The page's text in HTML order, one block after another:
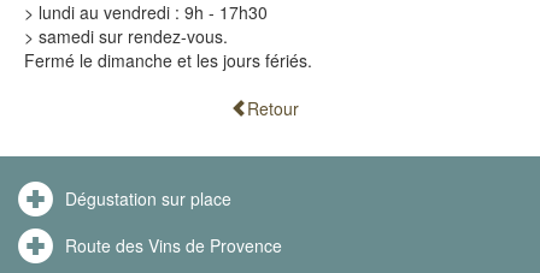
> lundi au vendredi : 9h - 17h30
> samedi sur rendez-vous.
Fermé le dimanche et les jours fériés.
Retour
Dégustation sur place
Route des Vins de Provence